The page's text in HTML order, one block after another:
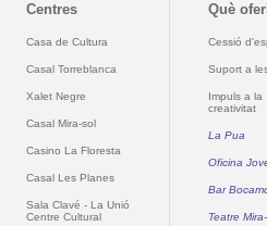
Centres
Casa de Cultura
Casal Torreblanca
Xalet Negre
Casal Mira-sol
Casino La Floresta
Casal Les Planes
Sala Clavé - La Unió
Centre Cultural
Què
Cessió
Suport a
Impuls a la
creativitat
La Pua
Oficina
Bar
Teatre